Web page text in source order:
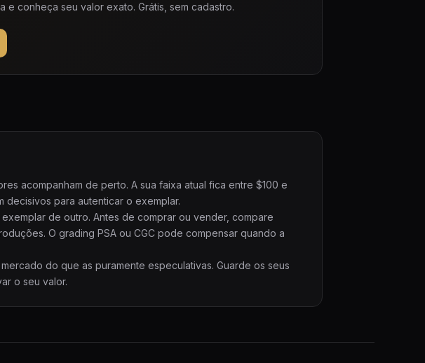
e conheça seu valor exato. Grátis, sem cadastro.
acompanham de perto. A sua faixa atual fica entre $100 e
decisivos para autenticar o exemplar.
de outro. Antes de comprar ou vender, compare
O grading PSA ou CGC pode compensar quando a
do que as puramente especulativas. Guarde os seus
o seu valor.